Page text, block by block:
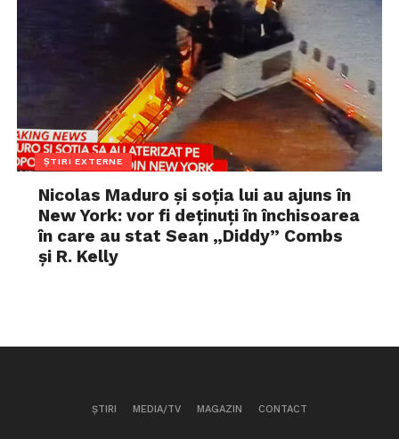
ȘTIRI EXTERNE
Nicolas Maduro și soția lui au ajuns în
New York: vor fi deținuți în închisoarea
în care au stat Sean „Diddy” Combs
și R. Kelly
ȘTIRI MEDIA/TV MAGAZIN CONTACT